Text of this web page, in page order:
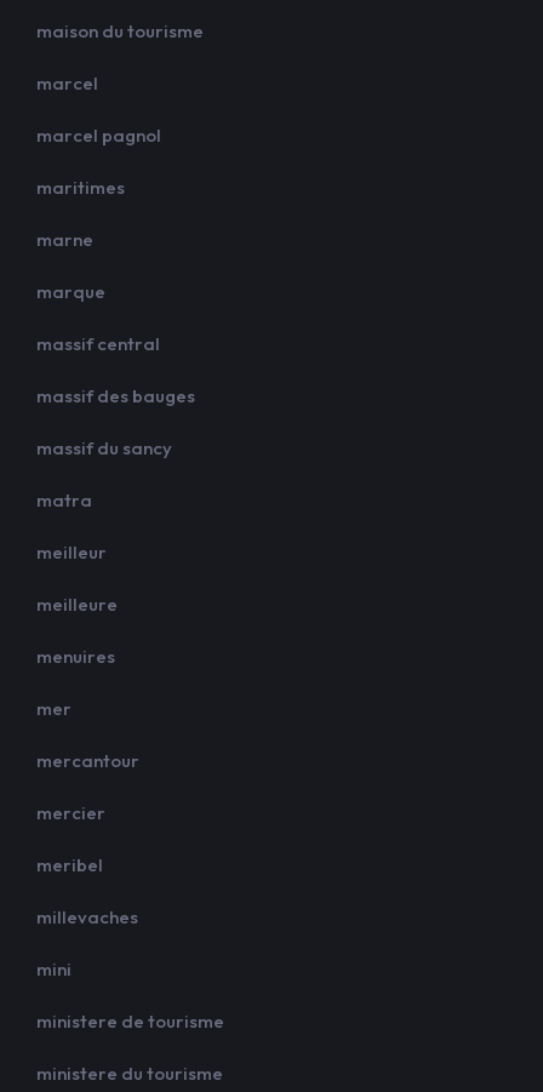
maison du tourisme
marcel
marcel pagnol
maritimes
marne
marque
massif central
massif des bauges
massif du sancy
matra
meilleur
meilleure
menuires
mer
mercantour
mercier
meribel
millevaches
mini
ministere de tourisme
ministere du tourisme